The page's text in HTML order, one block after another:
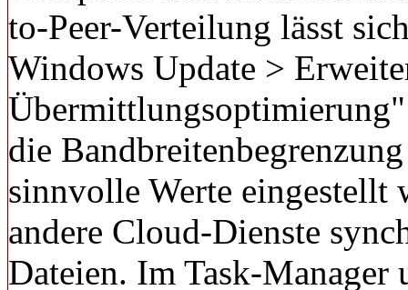
to-Peer-Verteilung lässt
Windows Update >
die
sinnvolle Werte eingestellt
andere Cloud-Dienste
Dateien. Im Task-